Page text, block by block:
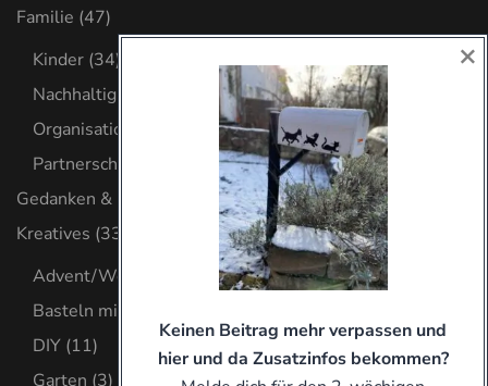
Familie (47)
Kinder (34)
Nachhaltig leben
Organisation
Partnerschaft
Gedanken & Glaube
Kreatives (33)
Advent/Weihnachten
(8)
Basteln mit Kind
DIY (11)
Garten (3)
Keinen Beitrag mehr verpassen und
hier und da Zusatzinfos bekommen?
×